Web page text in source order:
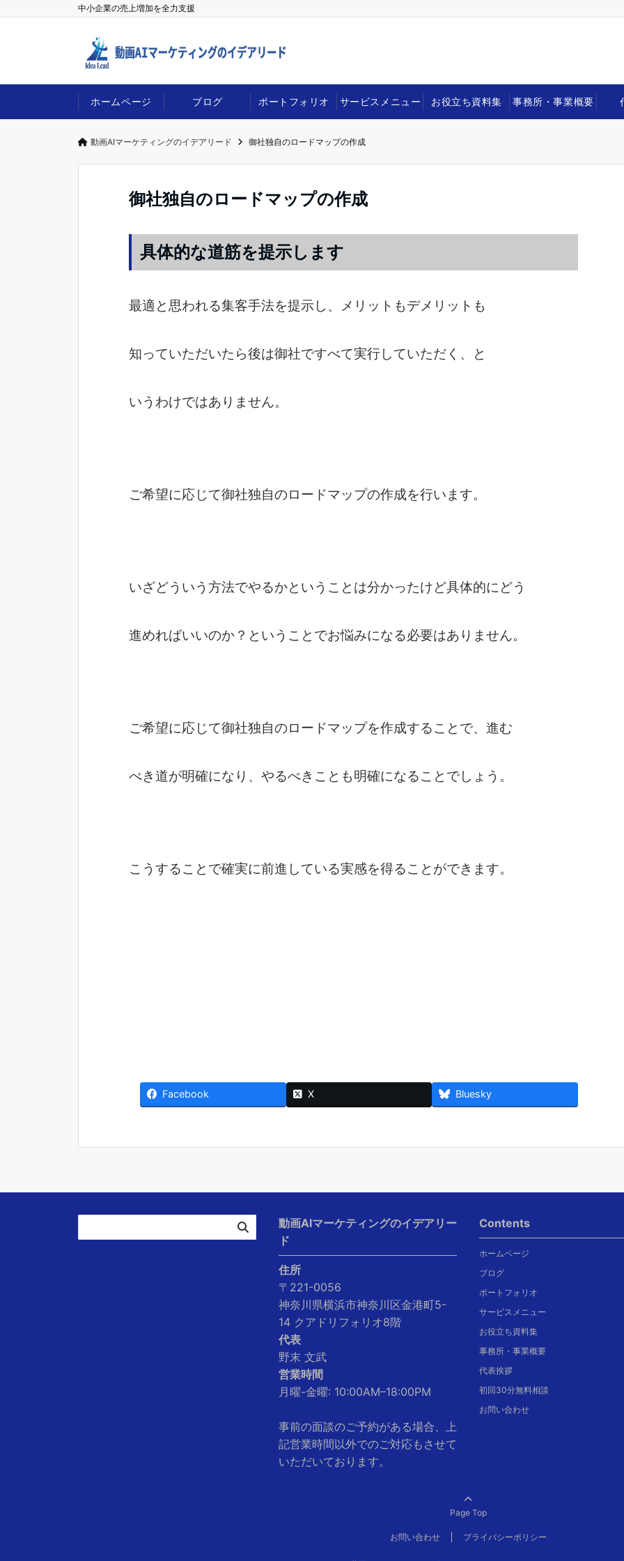
中小企業の売上増加を全力支援
ホームページ ブログ ポートフォリオ サービスメニュー お役立ち資料集 事務所・事業概要
動画AIマーケティングのイデアリード 御社独自のロードマップの作成
御社独自のロードマップの作成
具体的な道筋を提示します
最適と思われる集客手法を提示し、メリットもデメリットも
知っていただいたら後は御社ですべて実行していただく、と
いうわけではありません。
ご希望に応じて御社独自のロードマップの作成を行います。
いざどういう方法でやるかということは分かったけど具体的にどう
進めればいいのか？ということでお悩みになる必要はありません。
ご希望に応じて御社独自のロードマップを作成することで、進む
べき道が明確になり、やるべきことも明確になることでしょう。
こうすることで確実に前進している実感を得ることができます。
Facebook X Bluesky
動画AIマーケティングのイデアリー
ド
住所
〒221-0056
神奈川県横浜市神奈川区金港町5-
14 クアドリフォリオ8階
代表
野末 文武
営業時間
月曜-金曜: 10:00AM–18:00PM
事前の面談のご予約がある場合、上
記営業時間以外でのご対応もさせて
いただいております。
Contents
ホームページ
ブログ
ポートフォリオ
サービスメニュー
お役立ち資料集
事務所・事業概要
代表挨拶
初回30分無料相談
お問い合わせ
Page Top
お問い合わせ プライバシーポリシー